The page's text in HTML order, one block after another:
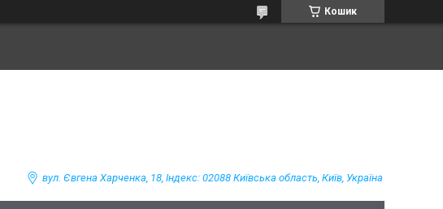
Кошик
вул. Євгена Харченка, 18, Індекс: 02088 Київська область, Київ, Україна